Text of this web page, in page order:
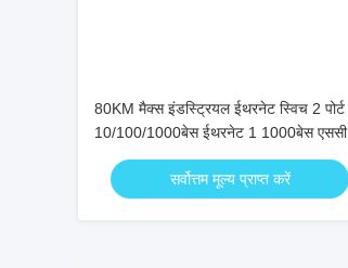
80KM मैक्स इंडस्ट्रियल ईथरनेट स्विच 2 पोर्ट
10/100/1000बेस ईथरनेट 1 1000बेस एससी
फाइबर
सर्वोत्तम मूल्य प्राप्त करें